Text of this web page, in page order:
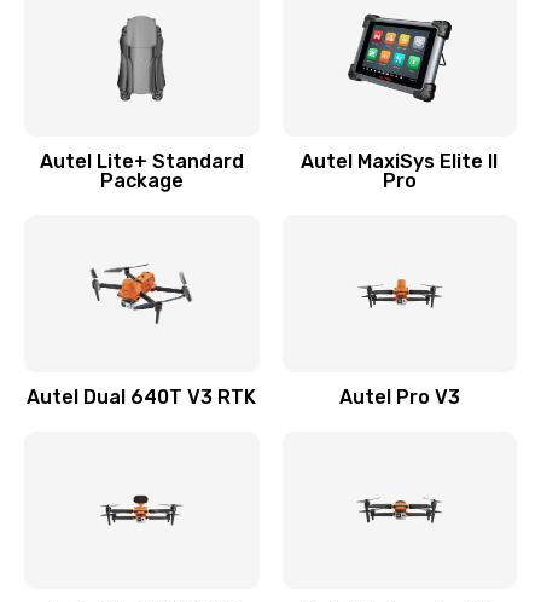
Autel Lite+ Standard
Package
Autel MaxiSys Elite II
Pro
Autel Dual 640T V3 RTK Autel Pro V3